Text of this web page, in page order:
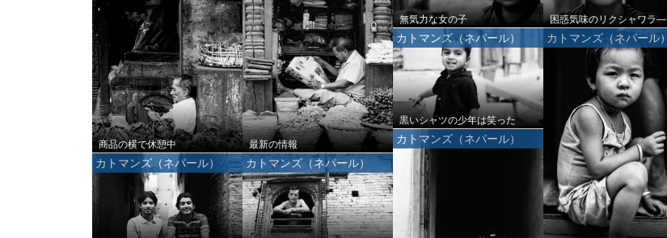
商品の横で休憩中 最新の情報
無気力な女の子 困惑気味のリクシャワラ―
カトマンズ（ネパール）
黒いシャツの少年は笑った
カトマンズ（ネパール）
カトマンズ（ネパール）
カトマンズ（ネパール） カトマンズ（ネパール）